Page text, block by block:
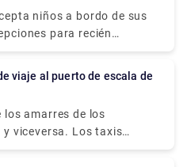
la Carretera Ronda
Gire a la derecha y
niños a bordo de sus
para recién
Al menos una
edad el día de la salida
los amarres de los
viceversa. Los taxis
para moverse